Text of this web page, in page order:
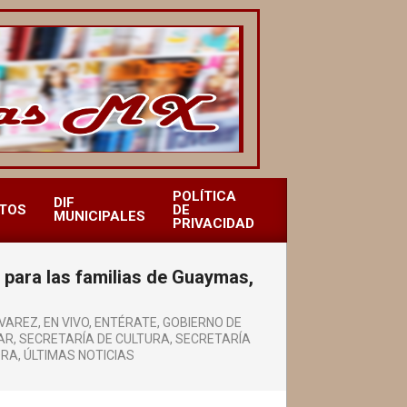
DIF
MUNICIPALES
POLÍTICA
DE
PRIVACIDAD
las familias de Guaymas,
, EN VIVO, ENTÉRATE, GOBIERNO DE
, SECRETARÍA DE CULTURA, SECRETARÍA
, ÚLTIMAS NOTICIAS